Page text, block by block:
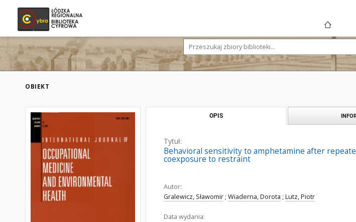
OBIEKT
OPIS
Tytuł:
Behavioral sensitivity to amphetamine after
coexposure to restraint
Autor:
Gralewicz, Sławomir ; Wiaderna, Dorota ; Lutz, Piotr
Data wydania: